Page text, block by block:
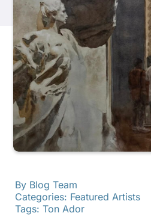
Продукти
Події
Блог
Ресурси
Знайти роздрібного продавця
By Blog Team
Categories: Featured Artists
Tags: Ton Ador